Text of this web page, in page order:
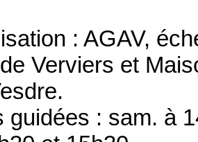
: AGAV,
Verviers et
: sam. à